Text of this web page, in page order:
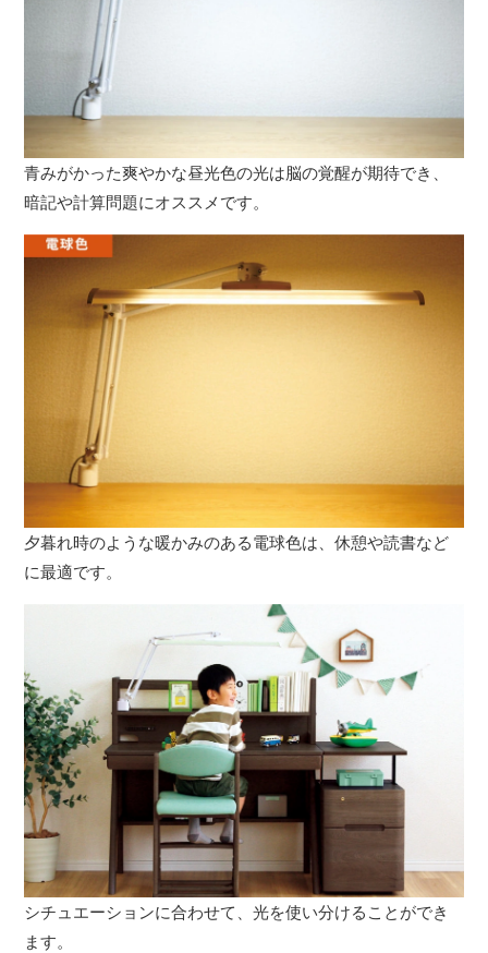
青みがかった爽やかな昼光色の光は脳の覚醒が期待でき、
暗記や計算問題にオススメです。
夕暮れ時のような暖かみのある電球色は、休憩や読書など
に最適です。
シチュエーションに合わせて、光を使い分けることができ
ます。